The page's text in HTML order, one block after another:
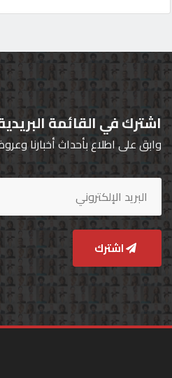
اشترك في القائمة
وابق على اطلاع بأحداث أخبارنا
اشترك